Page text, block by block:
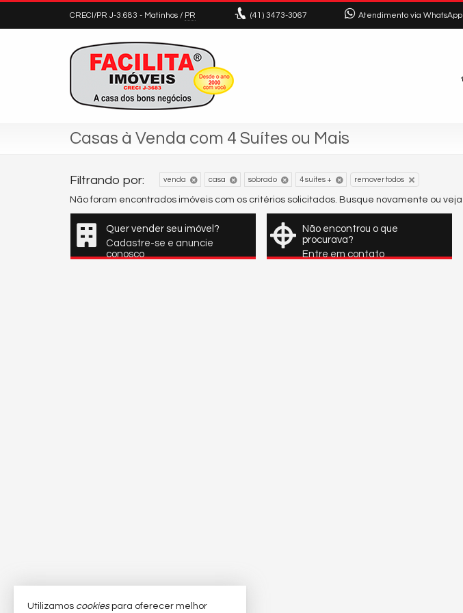
CRECI/PR J-3.683 - Matinhos / PR (41) 3473-3067 Atendimento via WhatsApp
Casas à Venda com 4 Suítes ou Mais
Filtrando por: venda casa sobrado 4 suítes + remover todos
Não foram encontrados imóveis com os critérios solicitados. Busque novamente ou veja
Quer vender seu imóvel?
Cadastre-se e anuncie
conosco
Não encontrou o que
procurava?
Entre em contato
Utilizamos cookiespara oferecer melhor